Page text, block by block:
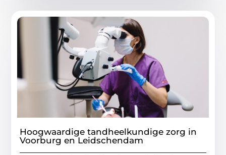
Hoogwaardige tandheelkundige zorg in
Voorburg en Leidschendam